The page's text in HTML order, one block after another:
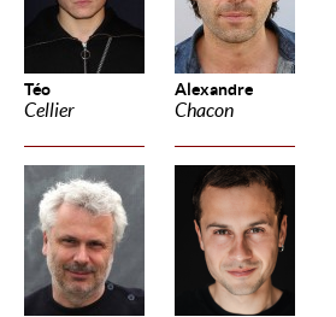
Téo
Cellier
Alexandre
Chacon